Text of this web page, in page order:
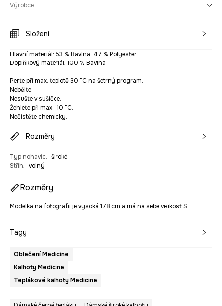
Výrobce
Složení
Hlavní materiál: 53 % Bavlna, 47 % Polyester
Doplňkový materiál: 100 % Bavlna
Perte při max. teplotě 30 °C na šetrný program.
Nebělte.
Nesušte v sušičce.
Žehlete při max. 110 °C.
Nečistěte chemicky.
Rozměry
Typ nohavic: široké
Střih: volný
Rozměry
Modelka na fotografii je vysoká 178 cm a má na sebe velikost S
Tagy
Oblečení Medicine
Kalhoty Medicine
Teplákové kalhoty Medicine